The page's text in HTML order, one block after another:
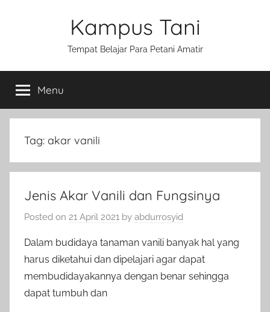
Kampus Tani
Tempat Belajar Para Petani Amatir
Menu
Tag: akar vanili
Jenis Akar Vanili dan Fungsinya
Posted on 21 April 2021 by abdurrosyid
Dalam budidaya tanaman vanili banyak hal yang
harus diketahui dan dipelajari agar dapat
membudidayakannya dengan benar sehingga
dapat tumbuh dan